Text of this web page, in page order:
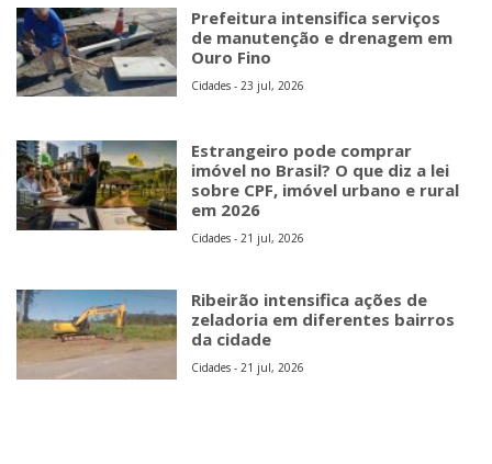
Prefeitura intensifica serviços
de manutenção e drenagem em
Ouro Fino
Cidades - 23 jul, 2026
Estrangeiro pode comprar
imóvel no Brasil? O que diz a lei
sobre CPF, imóvel urbano e rural
em 2026
Cidades - 21 jul, 2026
Ribeirão intensifica ações de
zeladoria em diferentes bairros
da cidade
Cidades - 21 jul, 2026